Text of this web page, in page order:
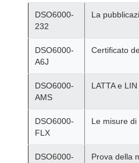
DSO6000-
232
La
DSO6000-
A6J
Certificato
DSO6000-
AMS
LATTA e
DSO6000-
FLX
Le misure
DSO6000-
Prova della